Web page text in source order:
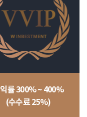
률 300% ~ 400%
(수수료 25%)